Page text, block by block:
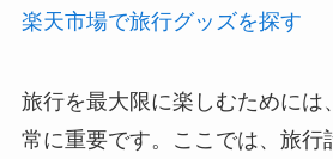
楽天市場で旅行グッズを探す
旅行を最大限に楽しむためには
常に重要です。ここでは、旅行